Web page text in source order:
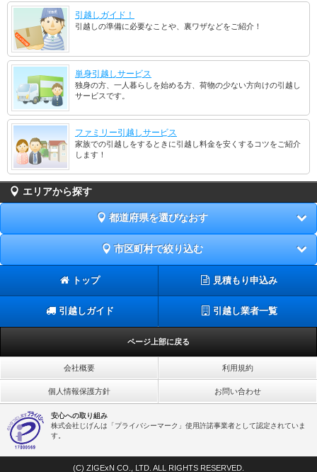
引越しガイド！
引越しの準備に必要なことや、裏ワザなどをご紹介！
単身引越しサービス
独身の方、一人暮らしを始める方、荷物の少ない方向けの引越し
サービスです。
ファミリー引越しサービス
家族での引越しをするときに引越し料金を安くするコツをご紹介
します！
エリアから探す
都道府県を選びなおす
市区町村で絞り込む
トップ 見積もり申込み
引越しガイド 引越し業者一覧
ページ上部に戻る
会社概要 利用規約
個人情報保護方針 お問い合わせ
安心への取り組み
株式会社じげんは「プライバシーマーク」使用許諾事業者として認定されていま
す。
(C) ZIGExN CO., LTD. ALL RIGHTS RESERVED.